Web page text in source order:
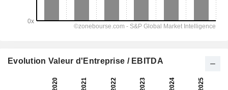
Evolution Valeur d'Entreprise / EBITDA